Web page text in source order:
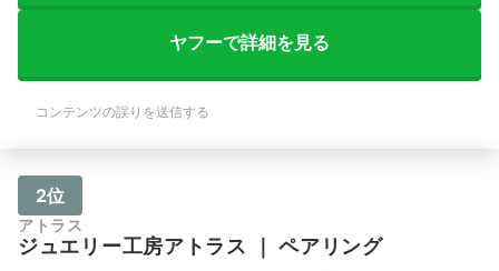
ヤフーで詳細を見る
コンテンツの誤りを送信する
2位
アトラス
ジュエリー工房アトラス ｜ペアリング